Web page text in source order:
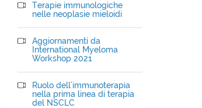
Terapie immunologiche
nelle neoplasie mieloidi
Aggiornamenti da
International Myeloma
Workshop 2021
Ruolo dell'immunoterapia
nella prima linea di terapia
del NSCLC